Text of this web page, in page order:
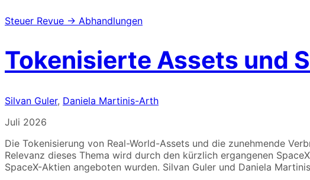
Steuer Revue → Abhandlungen
Tokenisierte Assets und
Silvan Guler, Daniela Martinis-Arth
Juli 2026
Die Tokenisierung von Real-World-Assets und die zunehmende
Relevanz dieses Thema wird durch den kürzlich ergangenen
SpaceX-Aktien angeboten wurden. Silvan Guler und Daniela